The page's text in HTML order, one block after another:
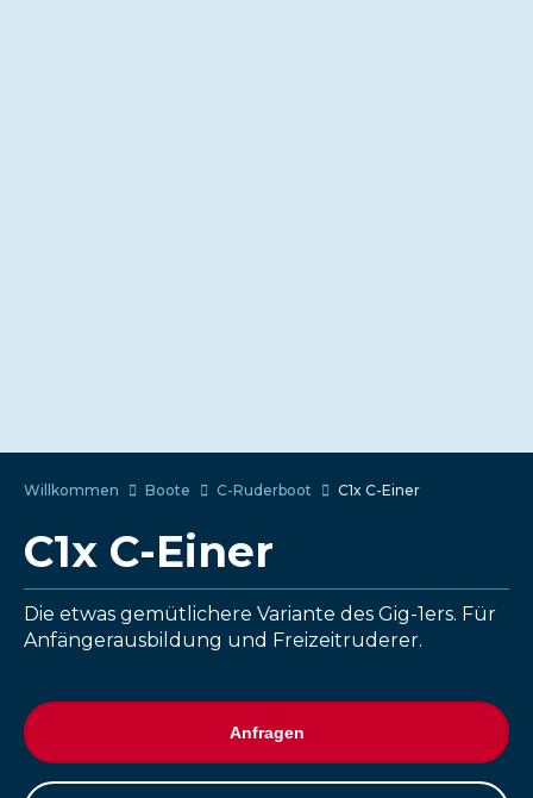
Willkommen Boote C-Ruderboot C1x C-Einer
C1x C-Einer
Die etwas gemütlichere Variante des Gig-1ers. Für
Anfängerausbildung und Freizeitruderer.
Anfragen